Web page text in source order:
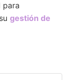
para
gestión de